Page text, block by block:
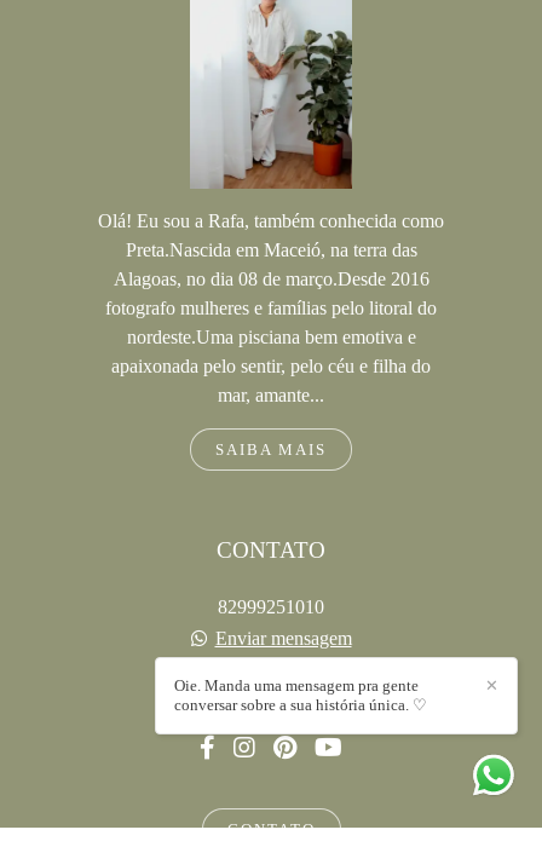
Olá! Eu sou a Rafa, também conhecida como
Preta.Nascida em Maceió, na terra das
Alagoas, no dia 08 de março.Desde 2016
fotografo mulheres e famílias pelo litoral do
nordeste.Uma pisciana bem emotiva e
apaixonada pelo sentir, pelo céu e filha do
mar, amante...
SAIBA MAIS
CONTATO
82999251010
Enviar mensagem
Maceió / AL
CONTATO
✕
Oie. Manda uma mensagem pra gente
conversar sobre a sua história única. ♡